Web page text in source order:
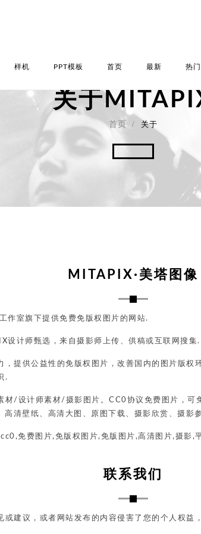
样机 PPT模板 首页 最新 热门
关于
首页 关于
MITAPIX·美塔图像
作室旗下提供免费免版权图片的网站.
设计师甄选，来自摄影师上传、供稿或互联网搜集.
，提供公益性的免版权图片，改善国内的图片版权
.
材/设计师素材/摄影图片。CC0协议免费图片，可
高清壁纸、高清大图、原图下载、摄影欣赏、摄影
免费图片,免版权图片,免版图片,高清图片,摄影,
联系我们
或建议，或者网站发布的内容侵害了您的个人权益